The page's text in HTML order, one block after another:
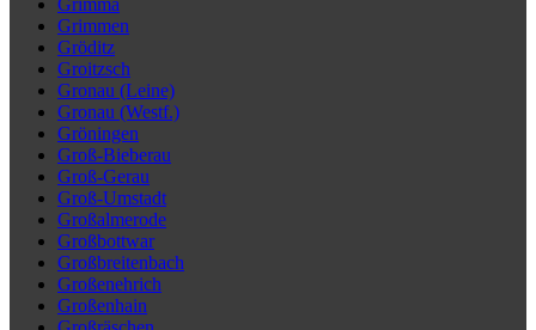
Grimma
Grimmen
Gröditz
Groitzsch
Gronau (Leine)
Gronau (Westf.)
Gröningen
Groß-Bieberau
Groß-Gerau
Groß-Umstadt
Großalmerode
Großbottwar
Großbreitenbach
Großenehrich
Großenhain